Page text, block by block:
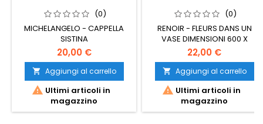
(0)
MICHELANGELO - CAPPELLA
SISTINA
20,00 €
 Aggiungi al carrello
 Ultimi articoli in
magazzino
(0)
RENOIR - FLEURS DANS UN
VASE DIMENSIONI 600 X
800&nbsp; 1500PZ
22,00 €
 Aggiungi al carrello
 Ultimi articoli in
magazzino